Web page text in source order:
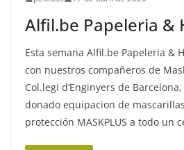
Alfil.be Papeleria &
Esta semana Alfil.be Papeleria &
con nuestros compañeros de
Col.legi d’Enginyers de
donado equipacion de
protección MASKPLUS a todo un